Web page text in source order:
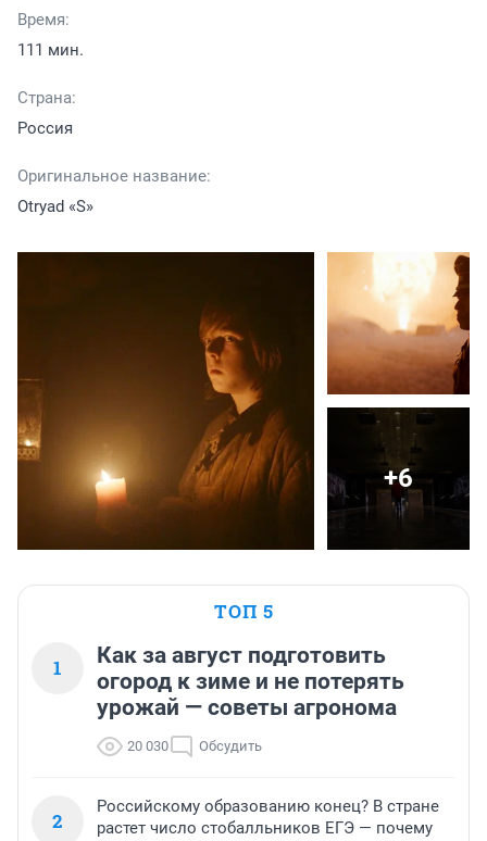
Время:
111 мин.
Страна:
Россия
Оригинальное название:
Otryad «S»
+6
ТОП 5
1
Как за август подготовить
огород к зиме и не потерять
урожай — советы агронома
20 030 Обсудить
2
Российскому образованию конец? В стране
растет число стобалльников ЕГЭ — почему